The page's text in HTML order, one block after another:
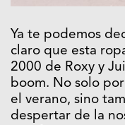
Ya te podemos
claro que esta
2000 de Roxy y
boom. No solo
el verano, sino
despertar de la